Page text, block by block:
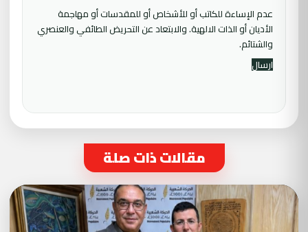
عدم الإساءة للكاتب أو للأشخاص أو للمقدسات أو مهاجمة
الأديان أو الذات الالهية. والابتعاد عن التحريض الطائفي والعنصري
والشتائم.
مقالات ذات صلة